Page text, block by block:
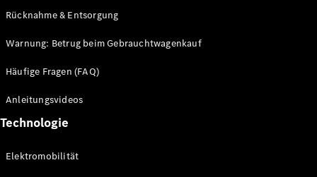
She's
Golf
Tennis
Laureus
Stiftung
Sporthilfe
Sylt
Rücknahme & Entsorgung
Warnung: Betrug beim Gebrauchtwagenkauf
Häufige Fragen (FAQ)
Anleitungsvideos
Technologie
Elektromobilität